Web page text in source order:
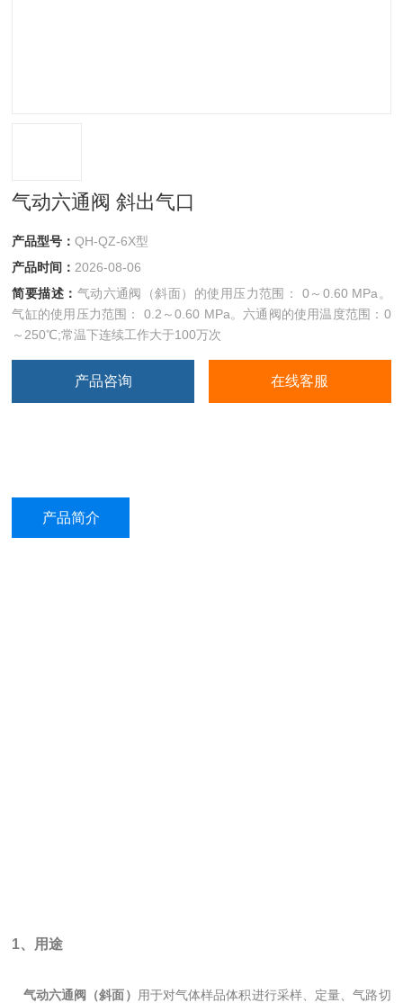
气动六通阀 斜出气口
产品型号：QH-QZ-6X型
产品时间： 2026-08-06
简要描述： 气动六通阀（斜面）的使用压力范围： 0～0.60 MPa。
气缸的使用压力范围： 0.2～0.60 MPa。六通阀的使用温度范围：0
～250℃;常温下连续工作大于100万次
产品咨询 在线客服
产品简介
1、用途
气动六通阀（斜面） 用于对气体样品体积进行采样、定量、气路切